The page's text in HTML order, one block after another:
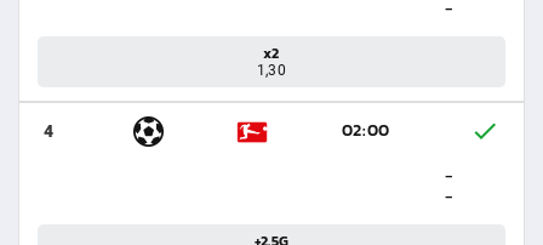
-
x2
1,30
4
02:00
-
-